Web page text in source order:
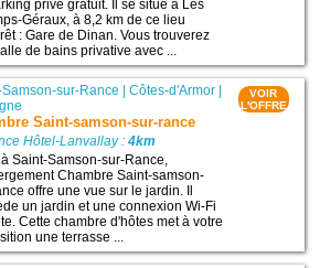
privé gratuit. Il se situe à Les
Géraux, à 8,2 km de ce lieu
: Gare de Dinan. Vous trouverez
de bains privative avec ...
sur-Rance |Côtes-d'Armor |
Saint-samson-sur-rance
Hôtel-Lanvallay :4km
Saint-Samson-sur-Rance,
Chambre Saint-samson-
offre une vue sur le jardin. Il
un jardin et une connexion Wi-Fi
Cette chambre d'hôtes met à votre
une terrasse ...
VOIR
L'OFFRE